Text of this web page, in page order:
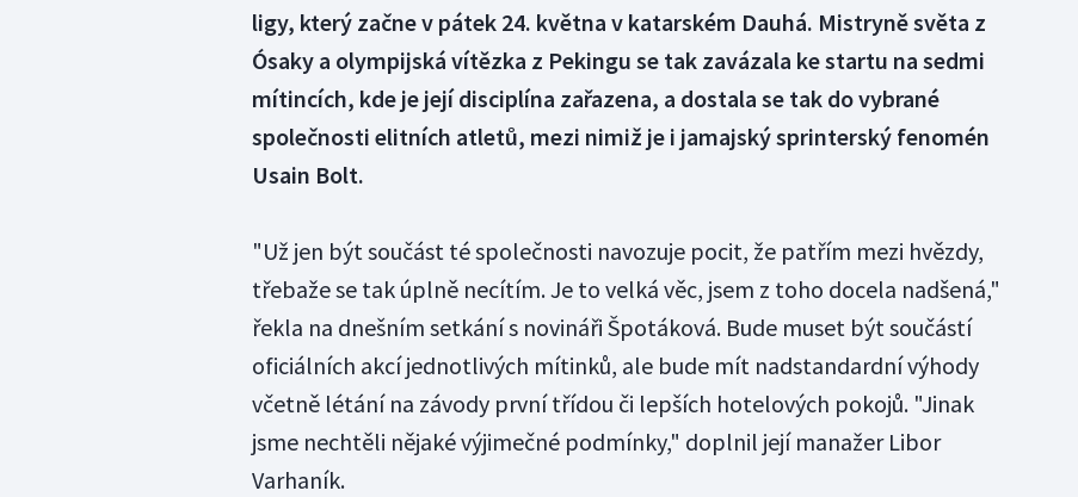
ligy, který začne v pátek 24. května v katarském Dauhá. Mistryně světa z
Ósaky a olympijská vítězka z Pekingu se tak zavázala ke startu na sedmi
mítincích, kde je její disciplína zařazena, a dostala se tak do vybrané
společnosti elitních atletů, mezi nimiž je i jamajský sprinterský fenomén
Usain Bolt.
"Už jen být součást té společnosti navozuje pocit, že patřím mezi hvězdy,
třebaže se tak úplně necítím. Je to velká věc, jsem z toho docela nadšená,"
řekla na dnešním setkání s novináři Špotáková. Bude muset být součástí
oficiálních akcí jednotlivých mítinků, ale bude mít nadstandardní výhody
včetně létání na závody první třídou či lepších hotelových pokojů. "Jinak
jsme nechtěli nějaké výjimečné podmínky," doplnil její manažer Libor
Varhaník.